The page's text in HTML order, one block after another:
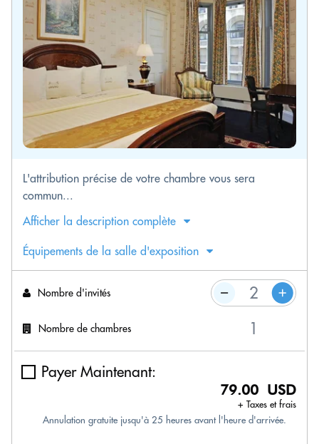
L'attribution précise de votre chambre vous sera
commun...
Afficher la description complète
Équipements de la salle d'exposition
Nombre d'invités
Nombre de chambres
Payer Maintenant:
79.00 USD
+ Taxes et frais
Annulation gratuite jusqu'à 25 heures avant l'heure d'arrivée.